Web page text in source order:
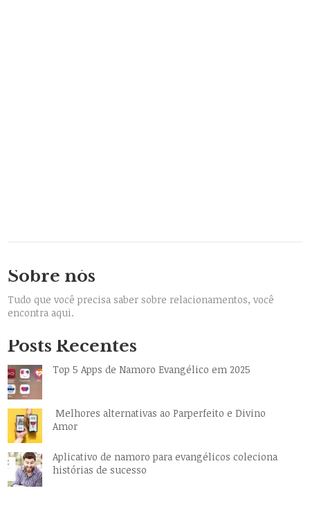
Sobre nós
Tudo que você precisa saber sobre relacionamentos, você
encontra aqui.
Posts Recentes
Top 5 Apps de Namoro Evangélico em 2025
Melhores alternativas ao Parperfeito e Divino
Amor
Aplicativo de namoro para evangélicos coleciona
histórias de sucesso